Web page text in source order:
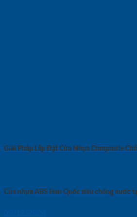
Giải Pháp Lắp Đặt Cửa Nhựa Composite
Cửa nhựa ABS Hàn Quốc siêu chống nước
09/12/2024